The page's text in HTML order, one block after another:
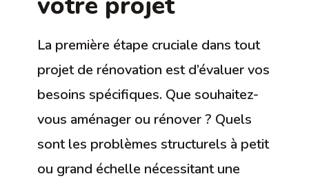
La première étape cruciale dans tout
projet de rénovation est d’évaluer vos
besoins spécifiques. Que souhaitez-
vous aménager ou rénover ? Quels
sont les problèmes structurels à petit
ou grand échelle nécessitant une